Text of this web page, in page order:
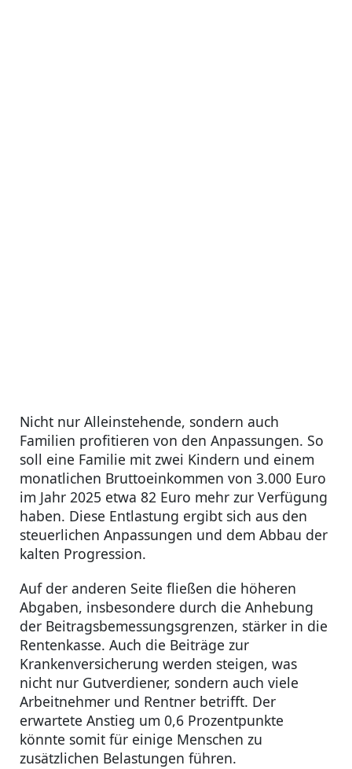
Nicht nur Alleinstehende, sondern auch
Familien profitieren von den Anpassungen. So
soll eine Familie mit zwei Kindern und einem
monatlichen Bruttoeinkommen von 3.000 Euro
im Jahr 2025 etwa 82 Euro mehr zur Verfügung
haben. Diese Entlastung ergibt sich aus den
steuerlichen Anpassungen und dem Abbau der
kalten Progression.
Auf der anderen Seite fließen die höheren
Abgaben, insbesondere durch die Anhebung
der Beitragsbemessungsgrenzen, stärker in die
Rentenkasse. Auch die Beiträge zur
Krankenversicherung werden steigen, was
nicht nur Gutverdiener, sondern auch viele
Arbeitnehmer und Rentner betrifft. Der
erwartete Anstieg um 0,6 Prozentpunkte
könnte somit für einige Menschen zu
zusätzlichen Belastungen führen.